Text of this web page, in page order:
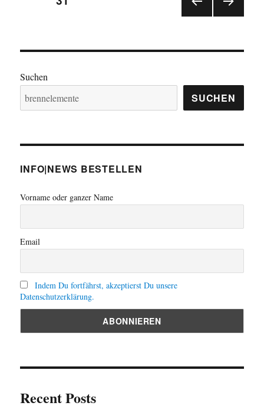
Beiträge
SEIT E
Suchen
SUCHEN
INFO|NEWS BESTELLEN
Vorname oder ganzer Name
Email
Indem Du fortfährst, akzeptierst Du unsere
Datenschutzerklärung.
Recent Posts